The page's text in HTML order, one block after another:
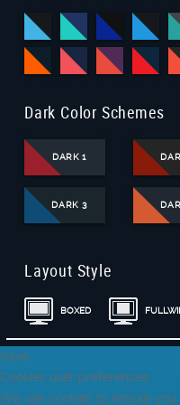
Dark Color Schemes
DARK 1
DARK 3
Layout Style
BOXED
Save
Cookies user preferences
We use cookies to ensure